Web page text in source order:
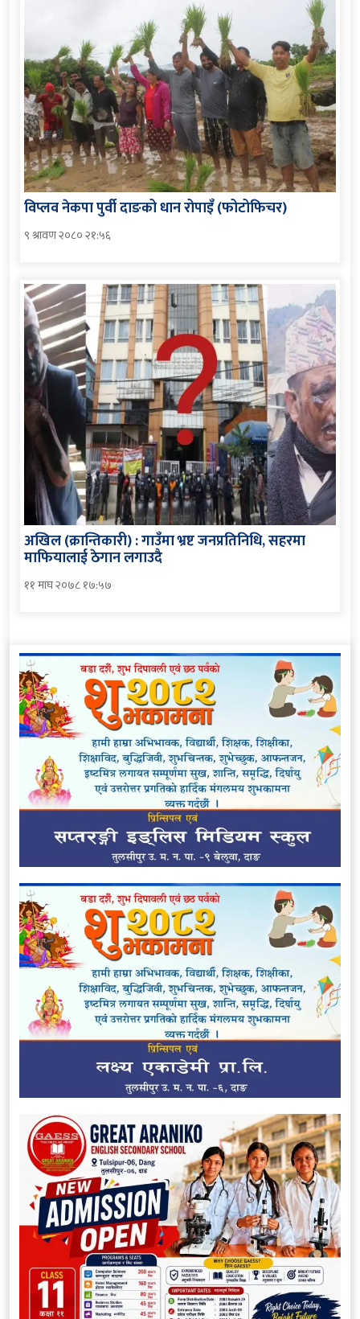
विप्लव नेकपा पुर्वी दाङको धान रोपाइँ (फोटोफिचर)
९ श्रावण २०८० २१:५६
अखिल (क्रान्तिकारी) : गाउँमा भ्रष्ट जनप्रतिनिधि, सहरमा
माफियालाई ठेगान लगाउदै
११ माघ २०७८ १७:५७